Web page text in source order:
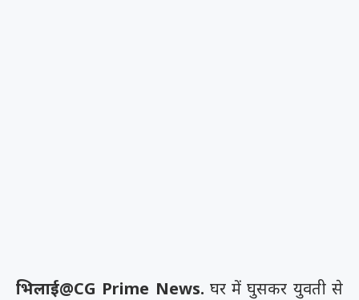
भिलाई@CG Prime News. घर में घुसकर युवती से